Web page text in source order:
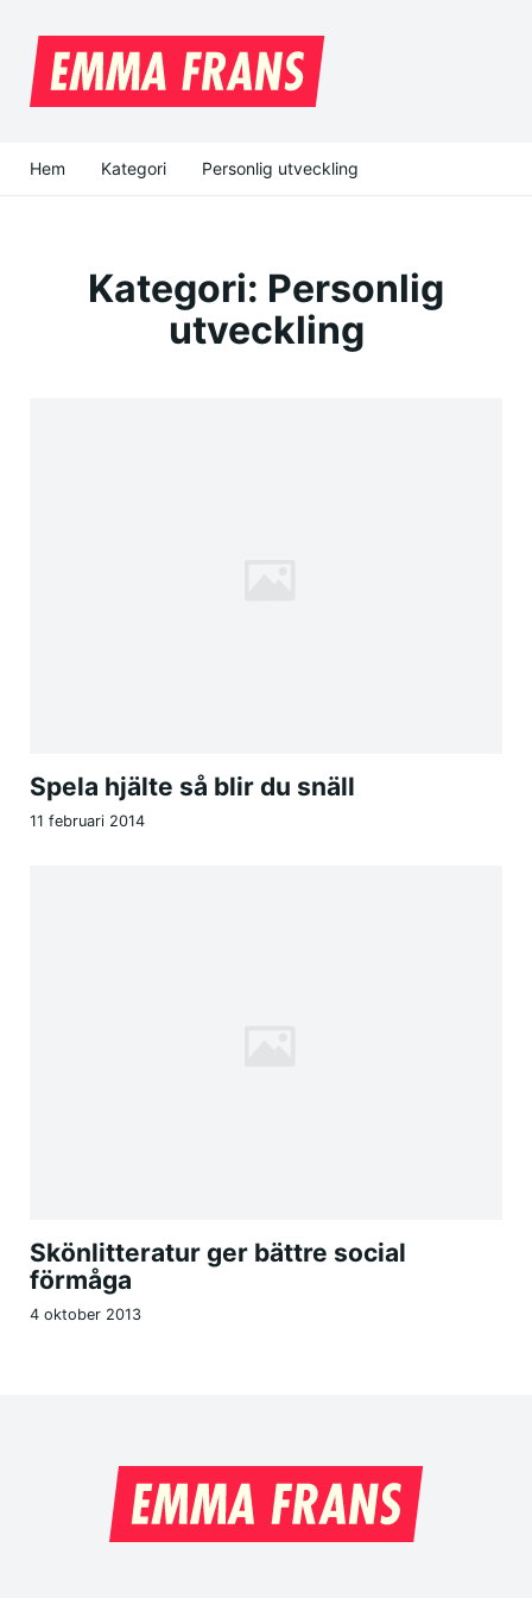
Hem Kategori Personlig utveckling
Kategori: Personlig
utveckling
Spela hjälte så blir du snäll
11 februari 2014
Skönlitteratur ger bättre social
förmåga
4 oktober 2013